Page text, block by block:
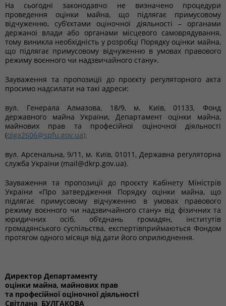
На сьогодні законодавчо не визначено процедури
проведення оцінки майна, що підлягає примусовому
відчуженню, суб’єктами оціночної діяльності – органами
держаної влади або органами місцевого самоврядування,
тому виникла необхідність у розробці Порядку оцінки майна,
що підлягає примусовому відчуженню в умовах правового
режиму воєнного чи надзвичайного стану».
Зауваження та пропозиції до проєкту регуляторного акта
просимо надсилати на такі адреси:
вул. Генерала Алмазова, 18/9, м. Київ, 01133, Фонд
державного майна України, Департамент оцінки майна,
майнових прав та професійної оціночної діяльності
(olga2606@spfu.gov.ua);
вул. Арсенальна, 9/11, м. Київ, 01011, Державна регуляторна
служба України (mail@dkrp.gov.ua).
Зауваження та пропозиції до проєкту Кабінету Міністрів
України «Про затвердження Порядку оцінки майна, що
підлягає примусовому відчуженню в умовах правового
режиму воєнного чи надзвичайного стану» від фізичних та
юридичних осіб, об’єднань громадян, інститутів
громадянського суспільства, експертівприймаються Фондом
протягом одного місяця від дати його оприлюднення.
Директор Департаменту
оцінки майна, майнових прав
та професійної оціночної діяльності
Світлана БУЛГАКОВА